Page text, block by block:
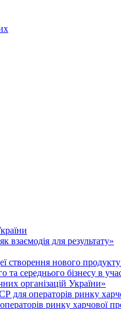
для результату»
створення нового
середнього бізнесу в
організацій України»
операторів ринку
ринку харчової